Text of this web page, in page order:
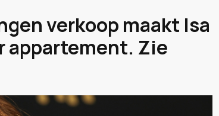
verkoop maakt Isa
appartement. Zie